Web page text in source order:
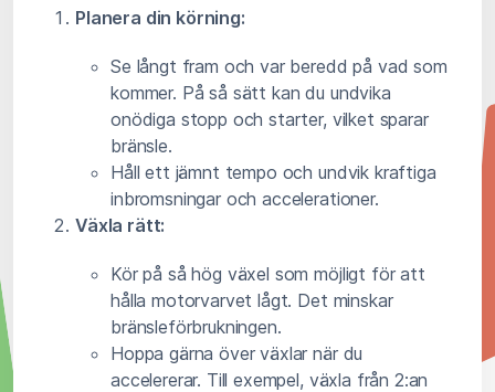
Planera din körning:
Se långt fram och var beredd på vad som
kommer. På så sätt kan du undvika
onödiga stopp och starter, vilket sparar
bränsle.
Håll ett jämnt tempo och undvik kraftiga
inbromsningar och accelerationer.
Växla rätt:
Kör på så hög växel som möjligt för att
hålla motorvarvet lågt. Det minskar
bränsleförbrukningen.
Hoppa gärna över växlar när du
accelererar. Till exempel, växla från 2:an